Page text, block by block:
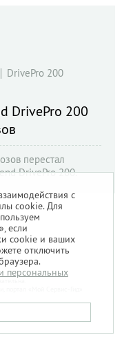
DrivePro 200
DrivePro 200
перестал
DrivePro 200.
портал «Мой Сервис-Гид»
с
cookie. Для
если
cookie и ваших
отключить
персональных